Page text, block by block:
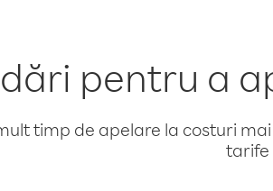
pentru a
timp de apelare la costuri
tarife